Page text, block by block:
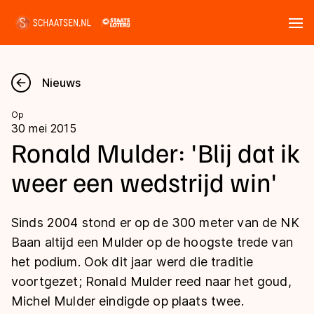
Nieuws
Kalender
Disciplines
Langebaan
Shorttrack
Inlineskaten
Uitslagen
Langebaan
Shorttrack
Marathon
Tijden & historie
Ranglijsten Langebaan
Nieuws
Op
30 mei 2015
Ronald Mulder: 'Blij dat ik
weer een wedstrijd win'
Sinds 2004 stond er op de 300 meter van de NK
Baan altijd een Mulder op de hoogste trede van
het podium. Ook dit jaar werd die traditie
voortgezet; Ronald Mulder reed naar het goud,
Michel Mulder eindigde op plaats twee.